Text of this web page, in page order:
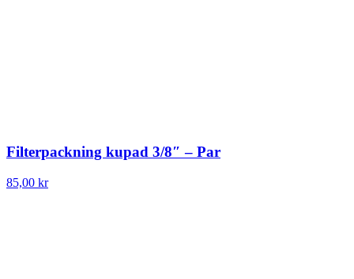
Filterpackning kupad 3/8″ – Par
85,00 kr